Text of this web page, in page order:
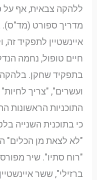
ללהקה צבאית, אף על
מדריך ספורט
איינשטיין לתפקיד
חיים טופול, נחמה
בתפקיד שחקן.
ועשרים", "צריך
התוכניות
כי בתוכנית השנייה
"לא לצאת מן הכלים"
"רוח סתיו". שיר
ברזילי", ששר